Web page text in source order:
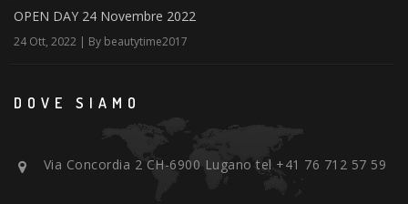
OPEN DAY 24 Novembre 2022
24 Ott, 2022 | By beautytime2017
DOVE SIAMO
Via Concordia 2 CH-6900 Lugano tel +41 76 712 57 59